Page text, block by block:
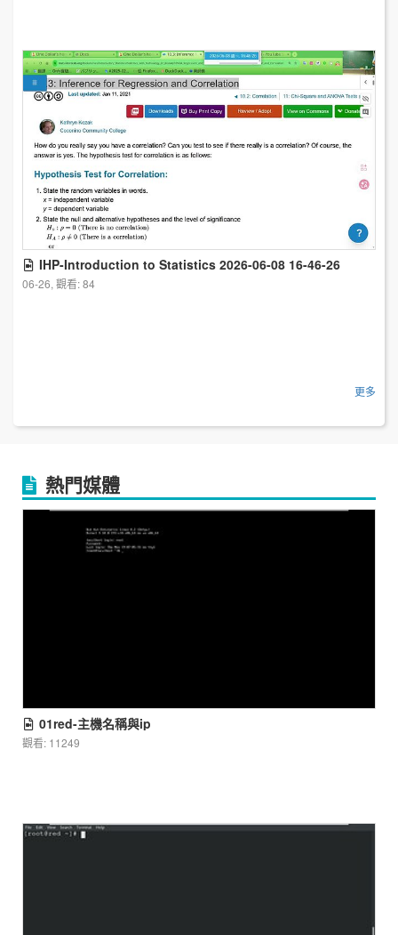
IHP-Introduction to Statistics 2026-06-08 16-46-26
06-26, 觀看: 84
更多
熱門媒體
01red-主機名稱與ip
觀看: 11249